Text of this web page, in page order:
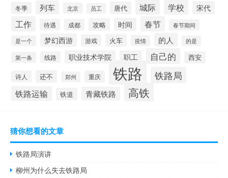
冬季 列车 北京 员工 唐代 城际 学校 宋代
工作 待遇 成都 攻略 时间 春节 春节期间
是一个 梦幻西游 游戏 火车 疫情 的人 的是
第一条 线路 职业技术学院 职工 自己的 西安
诗人 还不 郑州 重庆 铁路 铁路局
铁路运输 铁道 青藏铁路 高铁
猜你想看的文章
铁路局演讲
柳州为什么失去铁路局